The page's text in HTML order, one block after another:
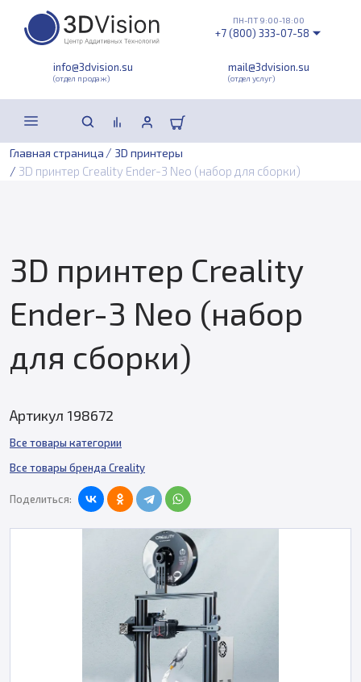
info@3dvision.su
(отдел продаж)
mail@3dvision.su
(отдел услуг)
ПН-ПТ 9:00-18:00
+7 (800) 333-07-58
Главная страница / 3D принтеры
/ 3D принтер Creality Ender-3 Neo (набор для сборки)
3D принтер Creality
Ender-3 Neo (набор
для сборки)
Артикул 198672
Все товары категории
Все товары бренда Creality
Поделиться: